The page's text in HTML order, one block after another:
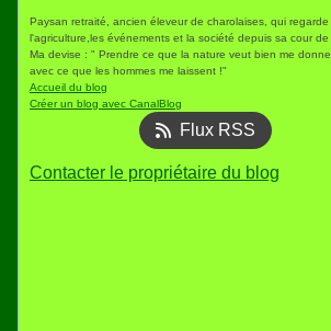
Paysan retraité, ancien éleveur de charolaises, qui regarde
l'agriculture,les événements et la société depuis sa cour de
Ma devise : " Prendre ce que la nature veut bien me
avec ce que les hommes me laissent !"
Accueil du blog
Créer un blog avec CanalBlog
Flux RSS
Contacter le propriétaire du blog